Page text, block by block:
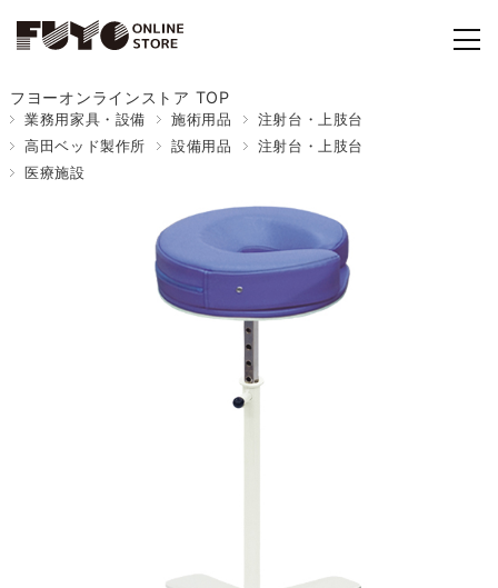
フヨーオンラインストア TOP
業務用家具・設備 施術用品
注射台・上肢台
高田ベッド製作所
設備用品
注射台・上肢台
医療施設